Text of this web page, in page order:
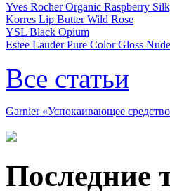
Yves Rocher Organic Raspberry
Korres Lip Butter Wild Rose
YSL Black Opium
Estee Lauder Pure Color Gloss
Все статьи
Garnier «Успокаивающее
Последние